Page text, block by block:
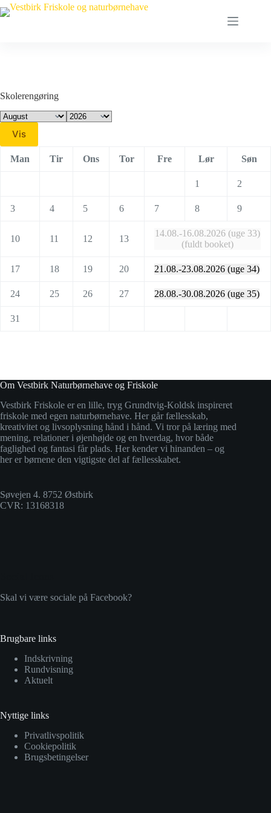
Fortsæt
til
Skolerengøring
Vis
Man Tir Ons Tor Fre Lør Søn
1 2
3 4 5 6 7 8 9
10 11 12 13
14.08.-16.08.2026 (uge 33)
(fuldt booket)
17 18 19 20 21.08.-23.08.2026 (uge 34)
24 25 26 27 28.08.-30.08.2026 (uge 35)
31
Om Vestbirk Naturbørnehave og Friskole
Vestbirk Friskole er en lille, tryg Grundtvig-Koldsk inspireret
friskole med egen naturbørnehave. Her går fællesskab,
kreativitet og livsoplysning hånd i hånd. Vi tror på læring med
mening, relationer i øjenhøjde og en hverdag, hvor både
faglighed og fantasi får plads. Her kender vi hinanden – og
her er børnene den vigtigste del af fællesskabet.
Søvejen 4. 8752 Østbirk
CVR: 13168318
Skal vi være sociale på Facebook?
Brugbare links
Indskrivning
Rundvisning
Aktuelt
Nyttige links
Privatlivspolitik
Cookiepolitik
Brugsbetingelser